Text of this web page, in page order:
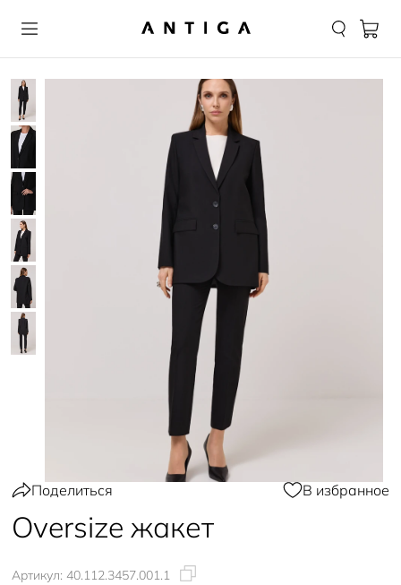
Поделиться В избранное
Oversize жакет
Артикул: 40.112.3457.001.1